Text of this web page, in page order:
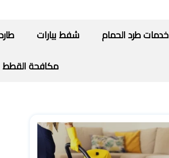
خدمات طرد الحمام شفط بيارات
مكافحة القطط